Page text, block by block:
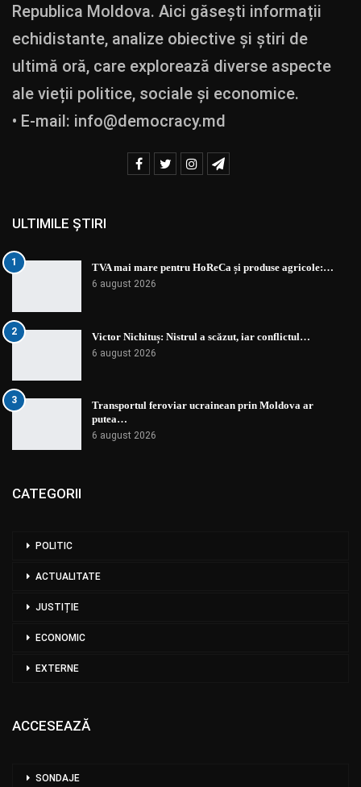
Republica Moldova. Aici găsești informații
echidistante, analize obiective și știri de
ultimă oră, care explorează diverse aspecte
ale vieții politice, sociale și economice.
• E-mail: info@democracy.md
ULTIMILE ȘTIRI
1 TVA mai mare pentru HoReCa și produse agricole:…
6 august 2026
2 Victor Nichituș: Nistrul a scăzut, iar conflictul…
6 august 2026
3
Transportul feroviar ucrainean prin Moldova ar
putea…
6 august 2026
CATEGORII
POLITIC
ACTUALITATE
JUSTIȚIE
ECONOMIC
EXTERNE
ACCESEAZĂ
SONDAJE